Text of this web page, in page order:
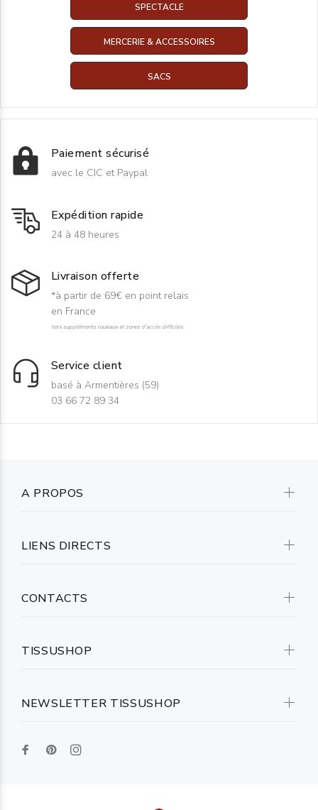
SPECTACLE
MERCERIE & ACCESSOIRES
SACS
Paiement sécurisé
avec le CIC et Paypal
Expédition rapide
24 à 48 heures
Livraison offerte
*à partir de 69€ en point relais
en France
hors suppléments rouleaux et zones d'accès difficiles
Service client
basé à Armentières (59)
03 66 72 89 34
NEWSLETTER TISSUSHOP
A PROPOS
LIENS DIRECTS
CONTACTS
TISSUSHOP